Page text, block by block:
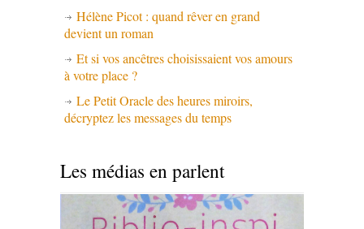
Hélène Picot : quand rêver en grand
devient un roman
Et si vos ancêtres choisissaient vos amours
à votre place ?
Le Petit Oracle des heures miroirs,
décryptez les messages du temps
Les médias en parlent